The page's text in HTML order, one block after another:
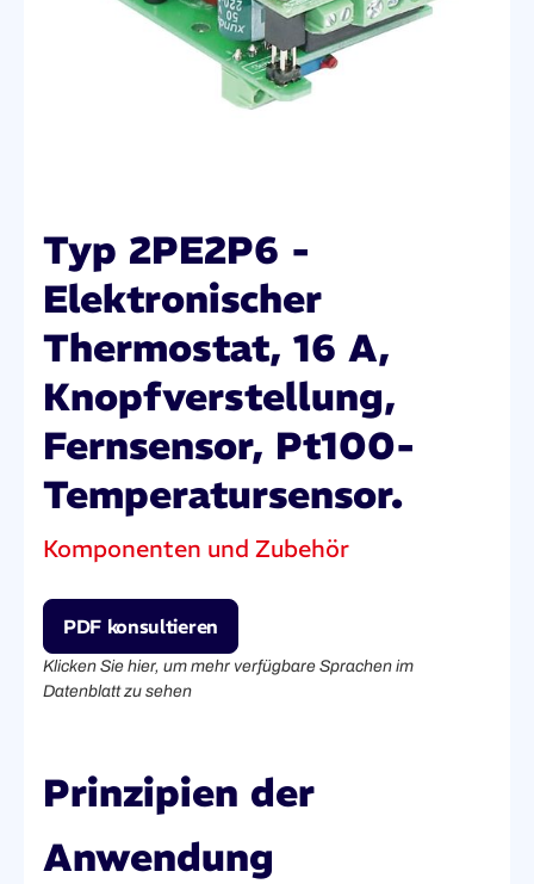
Typ 2PE2P6 -
Elektronischer
Thermostat, 16 A,
Knopfverstellung,
Fernsensor, Pt100-
Temperatursensor.
Komponenten und Zubehör
PDF konsultieren
Klicken Sie hier, um mehr verfügbare Sprachen im
Datenblatt zu sehen
Prinzipien der
Anwendung